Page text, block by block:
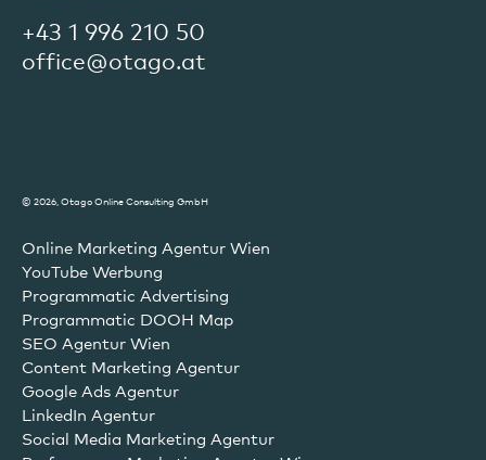
+43 1 996 210 50
office@otago.at
© 2026, Otago Online Consulting GmbH
Online Marketing Agentur Wien
YouTube Werbung
Programmatic Advertising
Programmatic DOOH Map
SEO Agentur Wien
Content Marketing Agentur
Google Ads Agentur
LinkedIn Agentur
Social Media Marketing Agentur